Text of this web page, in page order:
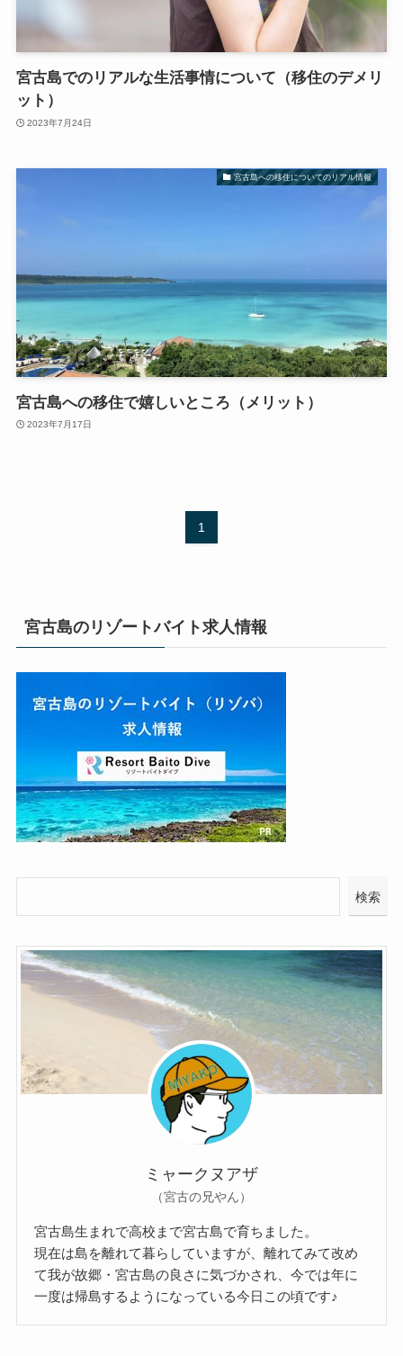
宮古島でのリアルな生活事情について（移住のデメリ
ット）
2023年7月24日
宮古島への移住についてのリアル情報
宮古島への移住で嬉しいところ（メリット）
2023年7月17日
1
宮古島のリゾートバイト求人情報
検索
ミャークヌアザ
（宮古の兄やん）
宮古島生まれで高校まで宮古島で育ちました。
現在は島を離れて暮らしていますが、離れてみて改め
て我が故郷・宮古島の良さに気づかされ、今では年に
一度は帰島するようになっている今日この頃です♪